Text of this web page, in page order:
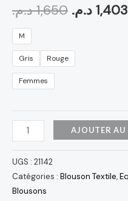
1,650 د.م. 1,403 د.م.
M
Gris Rouge
Femmes
AJOUTER AU
UGS : 21142
Catégories : Blouson Textile,
Blousons